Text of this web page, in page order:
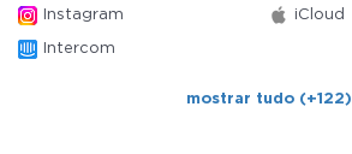
Instagram iCloud
Intercom
mostrar tudo (+122)